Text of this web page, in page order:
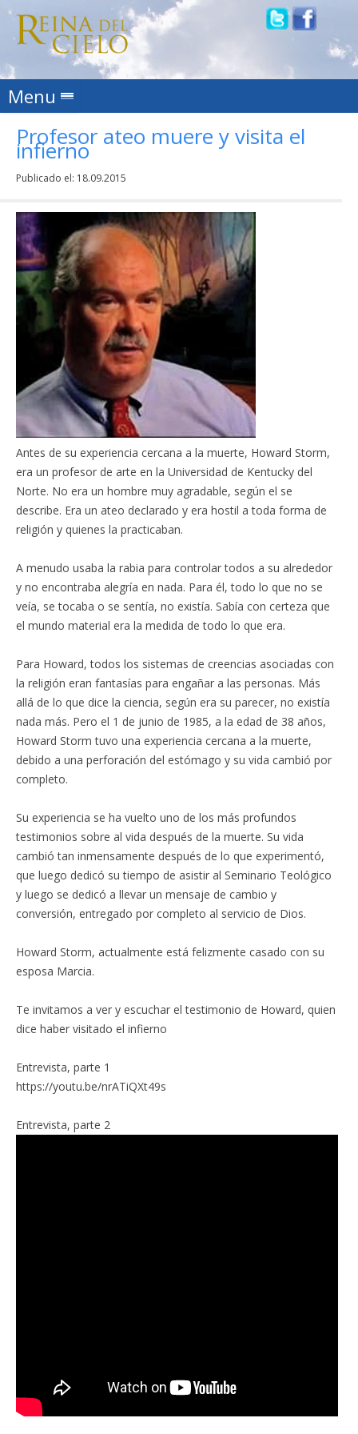
Menu Skip to content
Profesor ateo muere y visita el
infierno
Publicado el: 18.09.2015
Antes de su experiencia cercana a la muerte, Howard Storm,
era un profesor de arte en la Universidad de Kentucky del
Norte. No era un hombre muy agradable, según el se
describe. Era un ateo declarado y era hostil a toda forma de
religión y quienes la practicaban.
A menudo usaba la rabia para controlar todos a su alrededor
y no encontraba alegría en nada. Para él, todo lo que no se
veía, se tocaba o se sentía, no existía. Sabía con certeza que
el mundo material era la medida de todo lo que era.
Para Howard, todos los sistemas de creencias asociadas con
la religión eran fantasías para engañar a las personas. Más
allá de lo que dice la ciencia, según era su parecer, no existía
nada más. Pero el 1 de junio de 1985, a la edad de 38 años,
Howard Storm tuvo una experiencia cercana a la muerte,
debido a una perforación del estómago y su vida cambió por
completo.
Su experiencia se ha vuelto uno de los más profundos
testimonios sobre al vida después de la muerte. Su vida
cambió tan inmensamente después de lo que experimentó,
que luego dedicó su tiempo de asistir al Seminario Teológico
y luego se dedicó a llevar un mensaje de cambio y
conversión, entregado por completo al servicio de Dios.
Howard Storm, actualmente está felizmente casado con su
esposa Marcia.
Te invitamos a ver y escuchar el testimonio de Howard, quien
dice haber visitado el infierno
Entrevista, parte 1
https://youtu.be/nrATiQXt49s
Entrevista, parte 2